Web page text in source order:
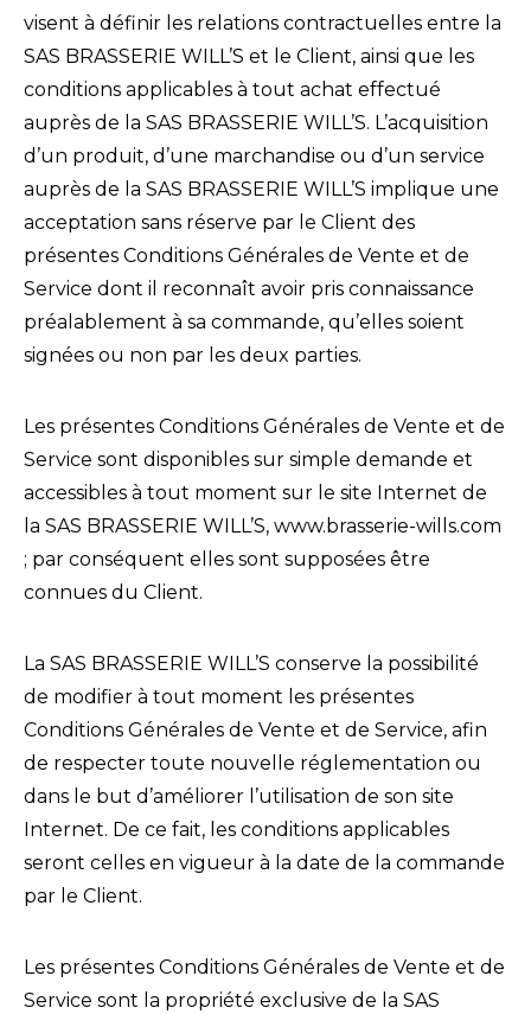
visent à définir les relations contractuelles entre la
SAS BRASSERIE WILL’S et le Client, ainsi que les
conditions applicables à tout achat effectué
auprès de la SAS BRASSERIE WILL’S. L’acquisition
d’un produit, d’une marchandise ou d’un service
auprès de la SAS BRASSERIE WILL’S implique une
acceptation sans réserve par le Client des
présentes Conditions Générales de Vente et de
Service dont il reconnaît avoir pris connaissance
préalablement à sa commande, qu’elles soient
signées ou non par les deux parties.
Les présentes Conditions Générales de Vente et de
Service sont disponibles sur simple demande et
accessibles à tout moment sur le site Internet de
la SAS BRASSERIE WILL’S, www.brasserie-wills.com
; par conséquent elles sont supposées être
connues du Client.
La SAS BRASSERIE WILL’S conserve la possibilité
de modifier à tout moment les présentes
Conditions Générales de Vente et de Service, afin
de respecter toute nouvelle réglementation ou
dans le but d’améliorer l’utilisation de son site
Internet. De ce fait, les conditions applicables
seront celles en vigueur à la date de la commande
par le Client.
Les présentes Conditions Générales de Vente et de
Service sont la propriété exclusive de la SAS